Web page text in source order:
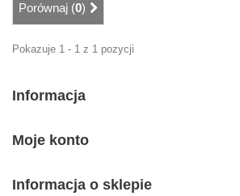
Porównaj (0)
Pokazuje 1 - 1 z 1 pozycji
Informacja
Moje konto
Informacja o sklepie